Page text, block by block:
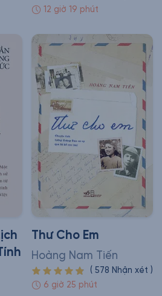
12 giờ 19 phút
Thư Cho Em
Hoàng Nam Tiến
( 578 Nhận xét )
6 giờ 25 phút